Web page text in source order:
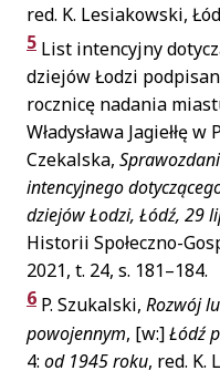
red. K. Lesiakowski,
5 List intencyjny
dziejów Łodzi
rocznicę nadania
Władysława Jagiełłę
Czekalska,
intencyjnego
dziejów Łodzi, Łódź, 29
Historii Społeczno-
2021, t. 24, s. 181–184.
6 P. Szukalski, Rozwój
powojennym, [w:]Łódź
4: od 1945 roku, red. K.